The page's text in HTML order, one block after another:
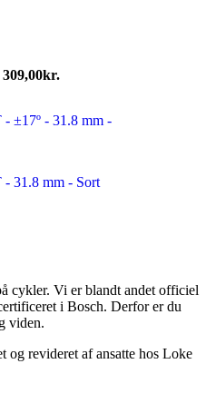
309,00kr.
cykler. Vi er blandt andet officiel
i Bosch. Derfor er du
viden.
og revideret af ansatte hos Loke